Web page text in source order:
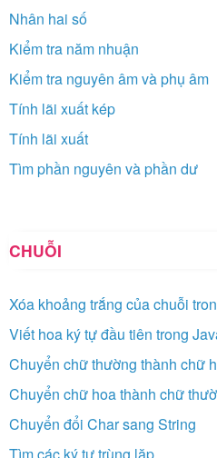
Nhân hai số
Kiểm tra năm nhuận
Kiểm tra nguyên âm và phụ âm
Tính lãi xuất kép
Tính lãi xuất
Tìm phần nguyên và phần dư
CHUỖI
Xóa khoảng trắng của chuỗi
Viết hoa ký tự đầu tiên trong
Chuyển chữ thường thành chữ
Chuyển chữ hoa thành chữ
Chuyển đổi Char sang String
Tìm các ký tự trùng lặp